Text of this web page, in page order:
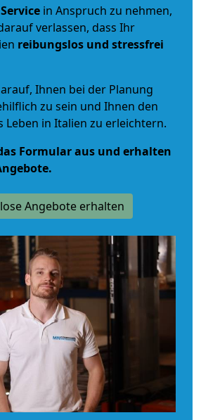
in Anspruch zu nehmen,
verlassen, dass Ihr
reibungslos und stressfrei
Ihnen bei der Planung
zu sein und Ihnen den
Leben in Italien zu erleichtern.
Formular aus und erhalten
Angebote erhalten